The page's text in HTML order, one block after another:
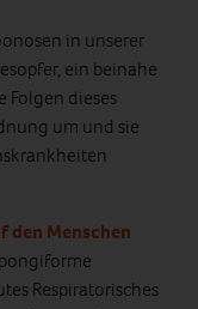
in unserer
ein beinahe
dieses
um und sie
den Menschen
Respiratorisches